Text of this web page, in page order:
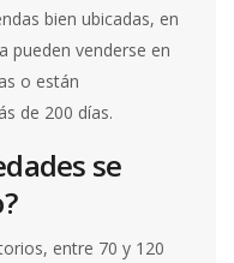
bien ubicadas, en
pueden venderse en
o están
de 200 días.
se
entre 70 y 120